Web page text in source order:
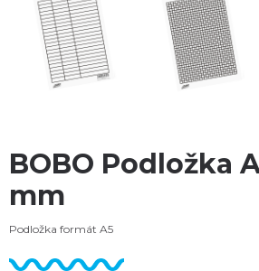
BOBO Podložka
mm
Podložka formát A5